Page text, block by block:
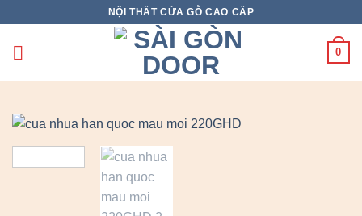
content
NỘI THẤT CỬA GỖ CAO CẤP
0